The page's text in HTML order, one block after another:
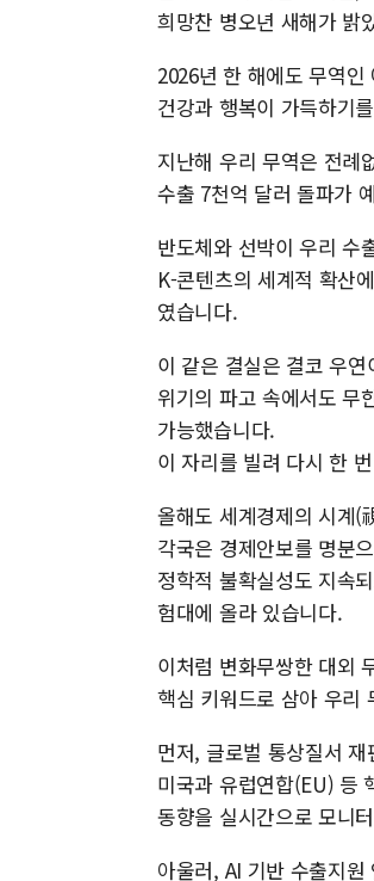
희망찬 병오년 새해가 밝
2026년 한 해에도 무역
건강과 행복이 가득하기
지난해 우리 무역은 전례
수출 7천억 달러 돌파가
반도체와 선박이 우리 수
K-콘텐츠의 세계적 확산
였습니다.
이 같은 결실은 결코 우연
위기의 파고 속에서도 무
가능했습니다.
이 자리를 빌려 다시 한
올해도 세계경제의 시계(
각국은 경제안보를 명분
정학적 불확실성도 지속
험대에 올라 있습니다.
이처럼 변화무쌍한 대외
핵심 키워드로 삼아 우리
먼저, 글로벌 통상질서
미국과 유럽연합(EU) 등
동향을 실시간으로 모니
아울러, AI 기반 수출지